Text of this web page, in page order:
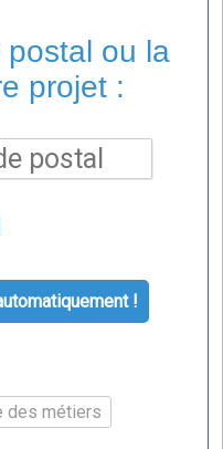
ou la
projet :
!
des métiers